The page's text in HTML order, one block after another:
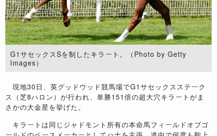
G1サセックスSを制したキラート。（Photo by Getty
Images）
現地30日、英グッドウッド競馬場でG1サセックスステーク
ス（芝8ハロン）が行われ、単勝151倍の超大穴キラートがま
さかの大金星を挙げた。
キラートは同じジャドモント所有の本命馬フィールドオブゴ